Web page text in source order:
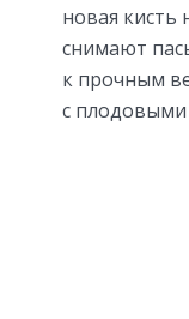
новая кисть
снимают
к прочным
с плодовыми